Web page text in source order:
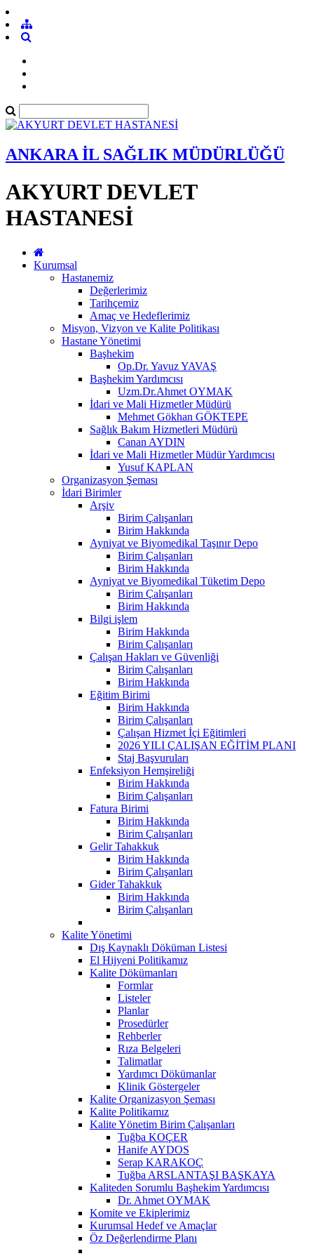
ANKARA İL SAĞLIK MÜDÜRLÜĞÜ
AKYURT DEVLET
HASTANESİ
Kurumsal
Hastanemiz
Değerlerimiz
Tarihçemiz
Amaç ve Hedeflerimiz
Misyon, Vizyon ve Kalite Politikası
Hastane Yönetimi
Başhekim
Op.Dr. Yavuz YAVAŞ
Başhekim Yardımcısı
Uzm.Dr.Ahmet OYMAK
İdari ve Mali Hizmetler Müdürü
Mehmet Gökhan GÖKTEPE
Sağlık Bakım Hizmetleri Müdürü
Canan AYDIN
İdari ve Mali Hizmetler Müdür Yardımcısı
Yusuf KAPLAN
Organizasyon Şeması
İdari Birimler
Arşiv
Birim Çalışanları
Birim Hakkında
Ayniyat ve Biyomedikal Taşınır Depo
Birim Çalışanları
Birim Hakkında
Ayniyat ve Biyomedikal Tüketim Depo
Birim Çalışanları
Birim Hakkında
Bilgi işlem
Birim Hakkında
Birim Çalışanları
Çalışan Hakları ve Güvenliği
Birim Çalışanları
Birim Hakkında
Eğitim Birimi
Birim Hakkında
Birim Çalışanları
Çalışan Hizmet İçi Eğitimleri
2026 YILI ÇALIŞAN EĞİTİM PLANI
Staj Başvuruları
Enfeksiyon Hemşireliği
Birim Hakkında
Birim Çalışanları
Fatura Birimi
Birim Hakkında
Birim Çalışanları
Gelir Tahakkuk
Birim Hakkında
Birim Çalışanları
Gider Tahakkuk
Birim Hakkında
Birim Çalışanları
Kalite Yönetimi
Dış Kaynaklı Döküman Listesi
El Hijyeni Politikamız
Kalite Dökümanları
Formlar
Listeler
Planlar
Prosedürler
Rehberler
Rıza Belgeleri
Talimatlar
Yardımcı Dökümanlar
Klinik Göstergeler
Kalite Organizasyon Şeması
Kalite Politikamız
Kalite Yönetim Birim Çalışanları
Tuğba KOÇER
Hanife AYDOS
Serap KARAKOÇ
Tuğba ARSLANTAŞI BAŞKAYA
Kaliteden Sorumlu Başhekim Yardımcısı
Dr. Ahmet OYMAK
Komite ve Ekiplerimiz
Kurumsal Hedef ve Amaçlar
Öz Değerlendirme Planı